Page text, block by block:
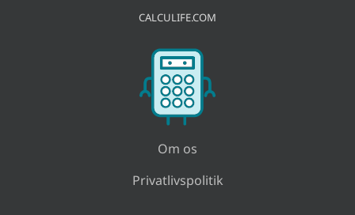
CALCULIFE.COM
Om os
Privatlivspolitik